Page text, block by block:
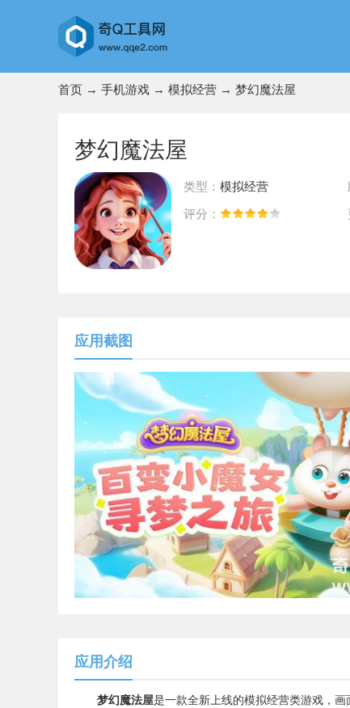
首页 → 手机游戏 → 模拟经营 → 梦幻魔法屋
梦幻魔法屋
类型： 模拟经营
评分：
应用截图
应用介绍
梦幻魔法屋是一款全新上线的模拟经营类游戏，